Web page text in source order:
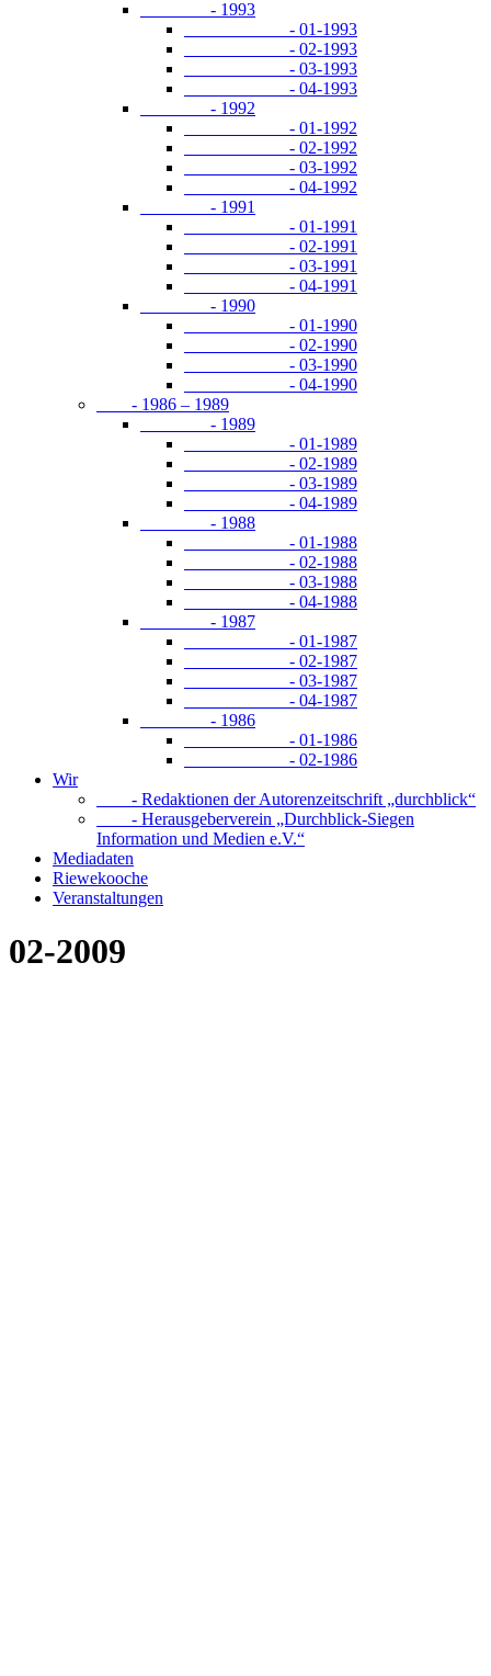
- 1993
- 01-1993
- 02-1993
- 03-1993
- 04-1993
- 1992
- 01-1992
- 02-1992
- 03-1992
- 04-1992
- 1991
- 01-1991
- 02-1991
- 03-1991
- 04-1991
- 1990
- 01-1990
- 02-1990
- 03-1990
- 04-1990
- 1986 – 1989
- 1989
- 01-1989
- 02-1989
- 03-1989
- 04-1989
- 1988
- 01-1988
- 02-1988
- 03-1988
- 04-1988
- 1987
- 01-1987
- 02-1987
- 03-1987
- 04-1987
- 1986
- 01-1986
- 02-1986
Wir
- Redaktionen der Autorenzeitschrift „durchblick“
- Herausgeberverein „Durchblick-Siegen
Information und Medien e.V.“
Mediadaten
Riewekooche
Veranstaltungen
02-2009